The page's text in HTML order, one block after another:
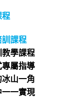
課程
學課程​
屬指導​
山一角​
一實現​